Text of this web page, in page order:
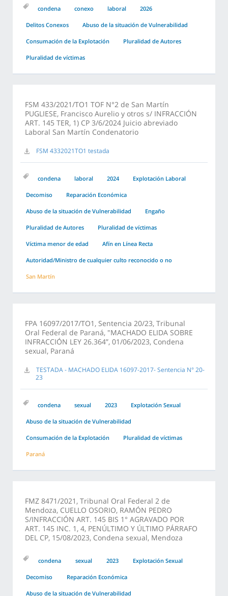
condena conexo laboral 2026
Delitos Conexos Abuso de la situación de Vulnerabilidad
Consumación de la Explotación Pluralidad de Autores
Pluralidad de víctimas
FSM 433/2021/TO1 TOF N°2 de San Martín
PUGLIESE, Francisco Aurelio y otros s/ INFRACCIÓN
ART. 145 TER, 1) CP 3/6/2024 Juicio abreviado
Laboral San Martín Condenatorio
FSM 4332021TO1 testada
condena laboral 2024 Explotación Laboral
Decomiso Reparación Económica
Abuso de la situación de Vulnerabilidad Engaño
Pluralidad de Autores Pluralidad de víctimas
Víctima menor de edad Afín en Línea Recta
Autoridad/Ministro de cualquier culto reconocido o no
San Martín
FPA 16097/2017/TO1, Sentencia 20/23, Tribunal
Oral Federal de Paraná, "MACHADO ELIDA SOBRE
INFRACCIÓN LEY 26.364”, 01/06/2023, Condena
sexual, Paraná
TESTADA - MACHADO ELIDA 16097-2017- Sentencia N° 20-
23
condena sexual 2023 Explotación Sexual
Abuso de la situación de Vulnerabilidad
Consumación de la Explotación Pluralidad de víctimas
Paraná
FMZ 8471/2021, Tribunal Oral Federal 2 de
Mendoza, CUELLO OSORIO, RAMÓN PEDRO
S/INFRACCIÓN ART. 145 BIS 1° AGRAVADO POR
ART. 145 INC. 1, 4, PENÚLTIMO Y ÚLTIMO PÁRRAFO
DEL CP, 15/08/2023, Condena sexual, Mendoza
condena sexual 2023 Explotación Sexual
Decomiso Reparación Económica
Abuso de la situación de Vulnerabilidad